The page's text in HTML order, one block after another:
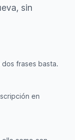
sin
frases basta.
en